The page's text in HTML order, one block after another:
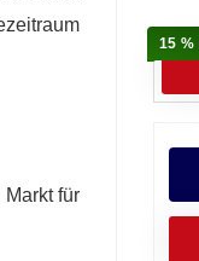
für
15 %